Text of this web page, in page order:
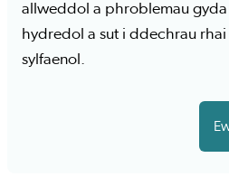
allweddol a phroblemau
hydredol a sut i ddechrau
sylfaenol.